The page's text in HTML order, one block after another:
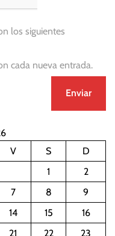
los siguientes
cada nueva entrada.
V S
D
1
2
7 8
9
14 15
16
21 22
23